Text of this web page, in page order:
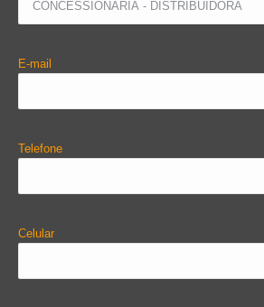
E-mail
Telefone
Celular